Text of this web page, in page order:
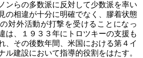
ンらの多数派に反対して少数派を率い
の相違が十分に明確でなく、膠着状態
対外活動が打撃を受けることになっ
は、１９３３年にトロツキーの支援も
、その後数年間、米国における第４イ
ル建設において指導的役割をはたす。